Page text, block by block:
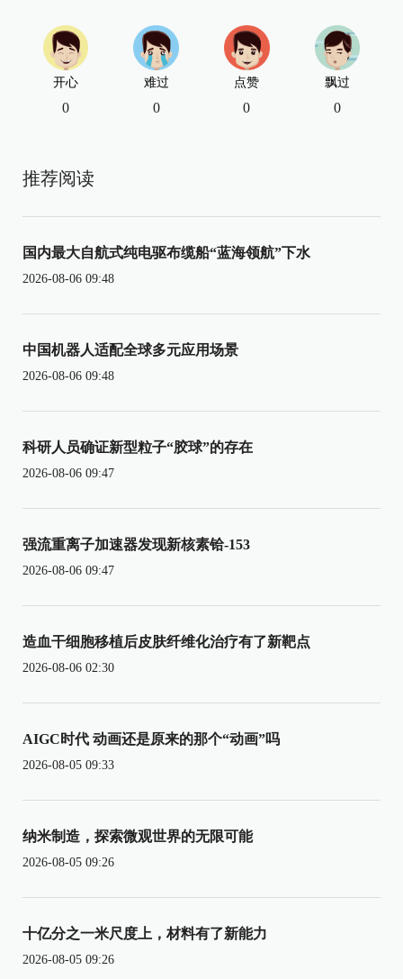
开心
0
难过
0
点赞
0
飘过
0
推荐阅读
国内最大自航式纯电驱布缆船“蓝海领航”下水
2026-08-06 09:48
中国机器人适配全球多元应用场景
2026-08-06 09:48
科研人员确证新型粒子“胶球”的存在
2026-08-06 09:47
强流重离子加速器发现新核素铪-153
2026-08-06 09:47
造血干细胞移植后皮肤纤维化治疗有了新靶点
2026-08-06 02:30
AIGC时代 动画还是原来的那个“动画”吗
2026-08-05 09:33
纳米制造，探索微观世界的无限可能
2026-08-05 09:26
十亿分之一米尺度上，材料有了新能力
2026-08-05 09:26